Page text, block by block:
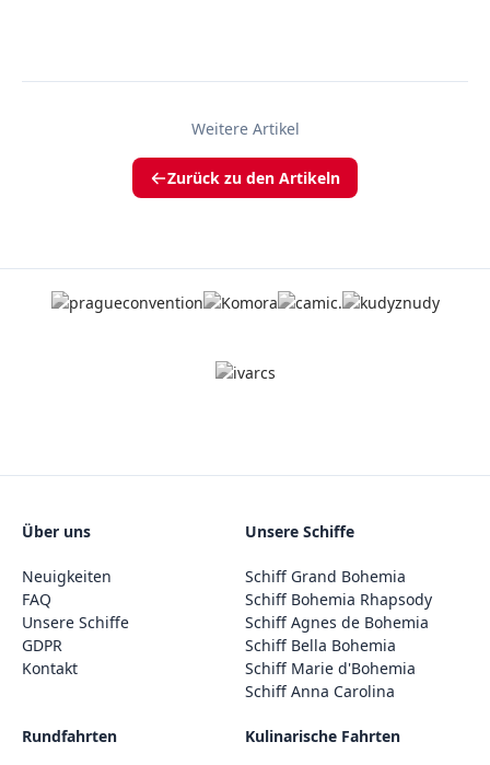
Weitere Artikel
Zurück zu den Artikeln
Über uns
Neuigkeiten
FAQ
Unsere Schiffe
GDPR
Kontakt
Unsere Schiffe
Schiff Grand Bohemia
Schiff Bohemia Rhapsody
Schiff Agnes de Bohemia
Schiff Bella Bohemia
Schiff Marie d'Bohemia
Schiff Anna Carolina
Rundfahrten Kulinarische Fahrten